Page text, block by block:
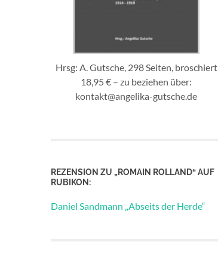
Hrsg: A. Gutsche, 298 Seiten, broschiert
18,95 € – zu beziehen über:
kontakt@angelika-gutsche.de
REZENSION ZU „ROMAIN ROLLAND“ AUF
RUBIKON:
Daniel Sandmann „Abseits der Herde“